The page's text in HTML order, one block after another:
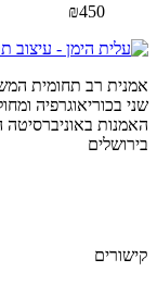
₪450
אמנית רב תחומית
שני בכוריאוגרפיה
האמנות באוניברסיטה
בירושלים
קישורים